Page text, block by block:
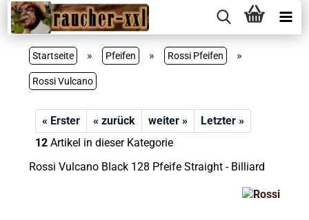
Startseite » Pfeifen » Rossi Pfeifen »
Rossi Vulcano
« Erster « zurück weiter »
Letzter »
12Artikel in dieser Kategorie
Rossi Vulcano Black 128 Pfeife Straight - Billiard